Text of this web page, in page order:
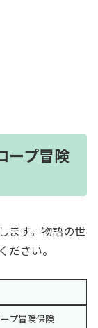
ープ冒険
ます。物語の世
さい。
プ冒険保険